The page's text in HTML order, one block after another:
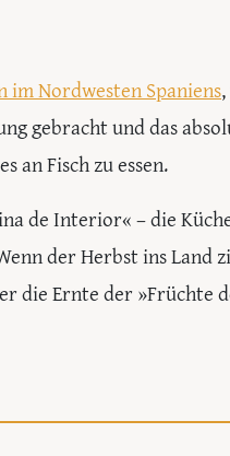
im Nordwesten Spaniens
gebracht und das
an Fisch zu essen.
de Interior« – die
der Herbst ins
Ernte der »Früchte